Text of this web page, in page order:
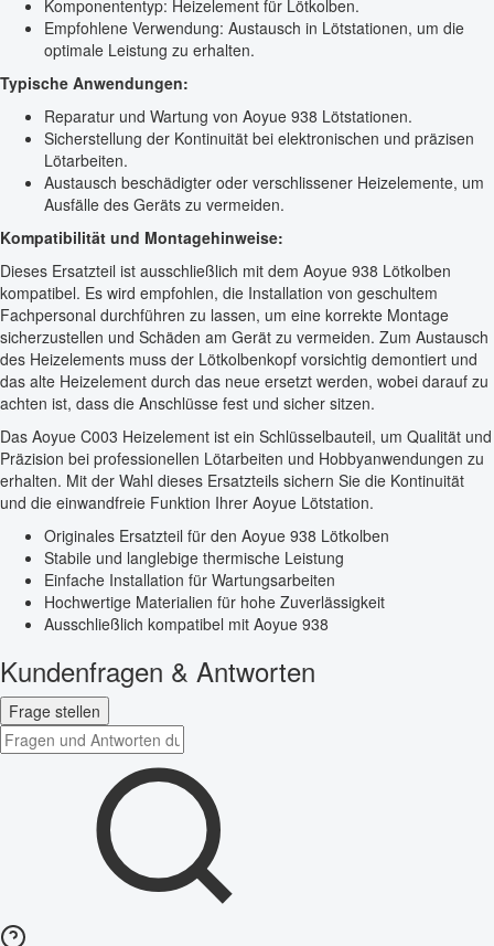
Komponententyp: Heizelement für Lötkolben.
Empfohlene Verwendung: Austausch in Lötstationen, um die
optimale Leistung zu erhalten.
Typische Anwendungen:
Reparatur und Wartung von Aoyue 938 Lötstationen.
Sicherstellung der Kontinuität bei elektronischen und präzisen
Lötarbeiten.
Austausch beschädigter oder verschlissener Heizelemente, um
Ausfälle des Geräts zu vermeiden.
Kompatibilität und Montagehinweise:
Dieses Ersatzteil ist ausschließlich mit dem Aoyue 938 Lötkolben
kompatibel. Es wird empfohlen, die Installation von geschultem
Fachpersonal durchführen zu lassen, um eine korrekte Montage
sicherzustellen und Schäden am Gerät zu vermeiden. Zum Austausch
des Heizelements muss der Lötkolbenkopf vorsichtig demontiert und
das alte Heizelement durch das neue ersetzt werden, wobei darauf zu
achten ist, dass die Anschlüsse fest und sicher sitzen.
Das Aoyue C003 Heizelement ist ein Schlüsselbauteil, um Qualität und
Präzision bei professionellen Lötarbeiten und Hobbyanwendungen zu
erhalten. Mit der Wahl dieses Ersatzteils sichern Sie die Kontinuität
und die einwandfreie Funktion Ihrer Aoyue Lötstation.
Originales Ersatzteil für den Aoyue 938 Lötkolben
Stabile und langlebige thermische Leistung
Einfache Installation für Wartungsarbeiten
Hochwertige Materialien für hohe Zuverlässigkeit
Ausschließlich kompatibel mit Aoyue 938
Kundenfragen & Antworten
Frage stellen